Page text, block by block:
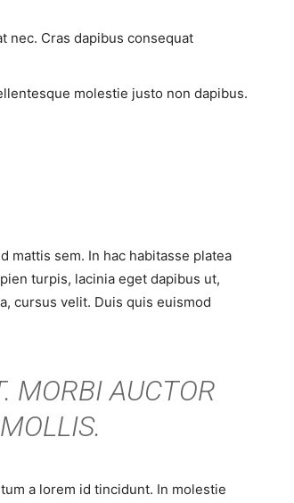
nec. Cras dapibus consequat
molestie justo non dapibus.
mattis sem. In hac habitasse platea
turpis, lacinia eget dapibus ut,
cursus velit. Duis quis euismod
MORBI AUCTOR
a lorem id tincidunt. In molestie